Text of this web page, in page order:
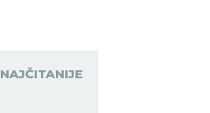
NAJČITANIJE